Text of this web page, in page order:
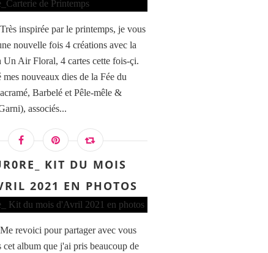
inspirée par le printemps, je vous
nouvelle fois 4 créations avec la
Un Air Floral, 4 cartes cette fois-çi.
mes nouveaux dies de la Fée du
Barbelé et Pêle-mêle &
associés...
KIT DU MOIS
2021 EN PHOTOS
revoici pour partager avec vous
cet album que j'ai pris beaucoup de